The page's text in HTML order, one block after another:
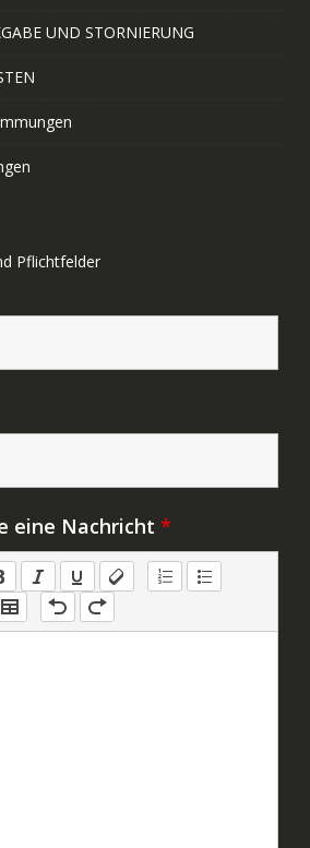
UND STORNIERUNG
Pflichtfelder
eine Nachricht *